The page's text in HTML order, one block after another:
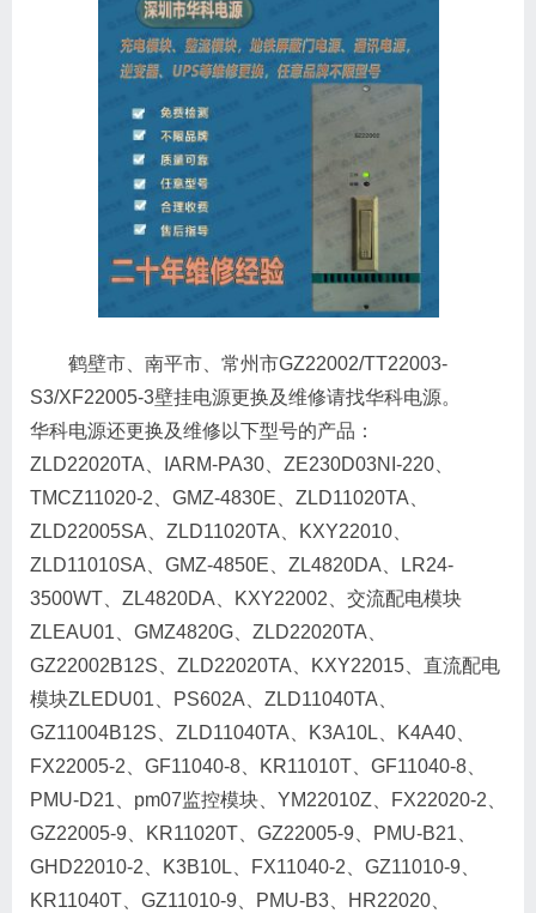
鹤壁市、南平市、常州市GZ22002/TT22003-
S3/XF22005-3壁挂电源更换及维修请找华科电源。
华科电源还更换及维修以下型号的产品：
ZLD22020TA、IARM-PA30、ZE230D03NI-220、
TMCZ11020-2、GMZ-4830E、ZLD11020TA、
ZLD22005SA、ZLD11020TA、KXY22010、
ZLD11010SA、GMZ-4850E、ZL4820DA、LR24-
3500WT、ZL4820DA、KXY22002、交流配电模块
ZLEAU01、GMZ4820G、ZLD22020TA、
GZ22002B12S、ZLD22020TA、KXY22015、直流配电
模块ZLEDU01、PS602A、ZLD11040TA、
GZ11004B12S、ZLD11040TA、K3A10L、K4A40、
FX22005-2、GF11040-8、KR11010T、GF11040-8、
PMU-D21、pm07监控模块、YM22010Z、FX22020-2、
GZ22005-9、KR11020T、GZ22005-9、PMU-B21、
GHD22010-2、K3B10L、FX11040-2、GZ11010-9、
KR11040T、GZ11010-9、PMU-B3、HR22020、